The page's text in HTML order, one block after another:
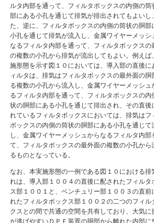
ルタ内部を通って、フィルタボックスの内側の筒
部にある小孔を通じて排気が排出されてもよいし
た、逆に、フィルタボックスの内側の筒状の胴部
小孔を通じて排気が流入し、金属ワイヤーメッシ
なるフィルタ内部を通って、フィルタボックスの
の複数の小孔から排気が流出してもよい。例えば
施形態を示す図１０においては、導入部の直後に
ィルタは、排気はフィルタボックスの最外面の胴
る複数の小孔から流入し、金属ワイヤーメッシュ
るフィルタ内部を通って、フィルタボックスの内
状の胴部にある小孔を通じて排出され、その直後
れているフィルタボックスにおいては、排気はフ
ボックスの内側の筒状の胴部にある小孔を通じて
し、金属ワイヤーメッシュからなるフィルタ内部
て、フィルタボックスの最外面の複数の小孔から
るものとなっている。
なお、本実施形態の一例である図１０における排
れは、導入部１００４の直後に配されたフィルタ
ス部１００１と、ベンチュリー部１００３の直前
れたフィルタボックス部１００２の二つのフィル
クスとの間で共通の空間を共有しており、大気に
が逃げやすいＤＰＦ装置の胴部から離れた内部に